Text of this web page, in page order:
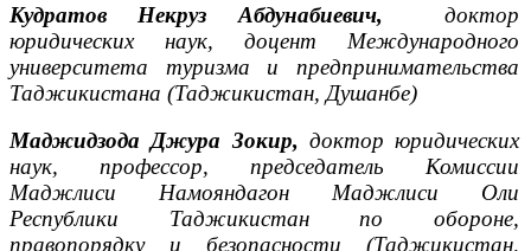
Кудратов Некруз Абдунабиевич,доктор
юридических наук, доцент Международного
университета туризма и предпринимательства
Таджикистана (Таджикистан, Душанбе)
Маджидзода Джура Зокир, доктор юридических
наук, профессор, председатель Комиссии
Маджлиси Намояндагон Маджлиси Оли
Республики Таджикистан по обороне,
правопорядку и безопасности (Таджикистан,